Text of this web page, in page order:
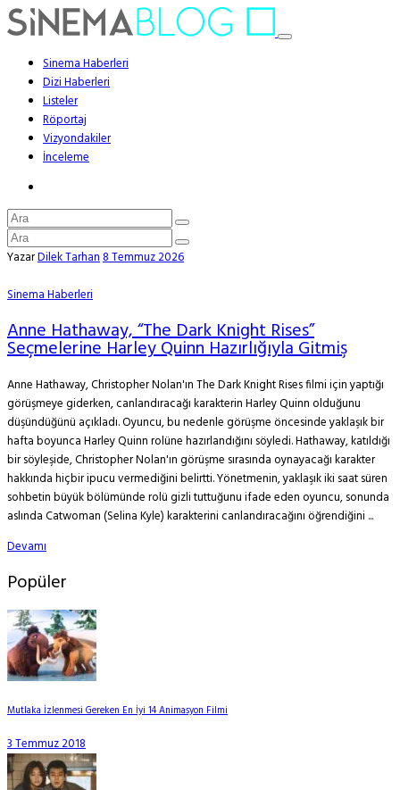
Sinema Haberleri
Dizi Haberleri
Listeler
Röportaj
Vizyondakiler
İnceleme
YazarDilek Tarhan8 Temmuz 2026
Sinema Haberleri
Anne Hathaway, “The Dark Knight Rises”
Seçmelerine Harley Quinn Hazırlığıyla Gitmiş
Anne Hathaway, Christopher Nolan'ın The Dark Knight Rises filmi için yaptığı
görüşmeye giderken, canlandıracağı karakterin Harley Quinn olduğunu
düşündüğünü açıkladı. Oyuncu, bu nedenle görüşme öncesinde yaklaşık bir
hafta boyunca Harley Quinn rolüne hazırlandığını söyledi. Hathaway, katıldığı
bir söyleşide, Christopher Nolan'ın görüşme sırasında oynayacağı karakter
hakkında hiçbir ipucu vermediğini belirtti. Yönetmenin, yaklaşık iki saat süren
sohbetin büyük bölümünde rolü gizli tuttuğunu ifade eden oyuncu, sonunda
aslında Catwoman (Selina Kyle) karakterini canlandıracağını öğrendiğini ...
Devamı
Popüler
Mutlaka İzlenmesi Gereken En İyi 14 Animasyon Filmi
3 Temmuz 2018